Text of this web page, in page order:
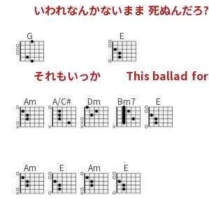
いわれなんかないまま 死ぬんだろ?
G
それもいっか
E
This ballad for
Am A/C# Dm Bm7 E
Am E Am E